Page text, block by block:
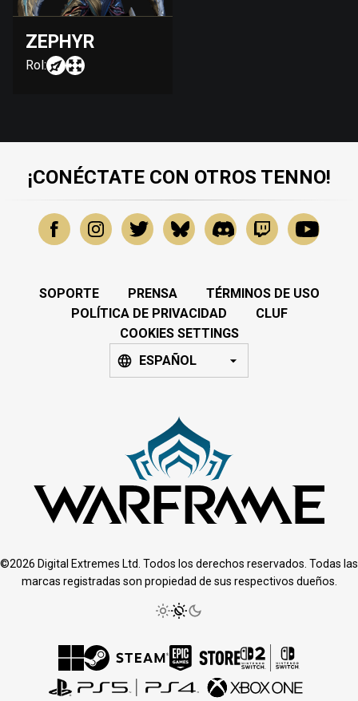
ZEPHYR
Rol:
¡CONÉCTATE CON OTROS TENNO!
SOPORTE PRENSA
TÉRMINOS DE USO
POLÍTICA DE PRIVACIDAD
CLUF
COOKIES SETTINGS
ESPAÑOL
©2026 Digital Extremes Ltd. Todos los derechos reservados. Todas las
marcas registradas son propiedad de sus respectivos dueños.